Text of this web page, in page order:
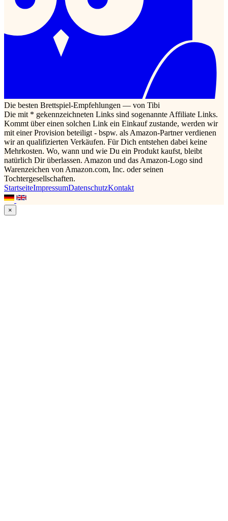
Die besten Brettspiel-Empfehlungen — von Tibi
Die mit * gekennzeichneten Links sind sogenannte Affiliate Links.
Kommt über einen solchen Link ein Einkauf zustande, werden wir
mit einer Provision beteiligt - bspw. als Amazon-Partner verdienen
wir an qualifizierten Verkäufen. Für Dich entstehen dabei keine
Mehrkosten. Wo, wann und wie Du ein Produkt kaufst, bleibt
natürlich Dir überlassen. Amazon und das Amazon-Logo sind
Warenzeichen von Amazon.com, Inc. oder seinen
Tochtergesellschaften.
StartseiteImpressumDatenschutzKontakt
×